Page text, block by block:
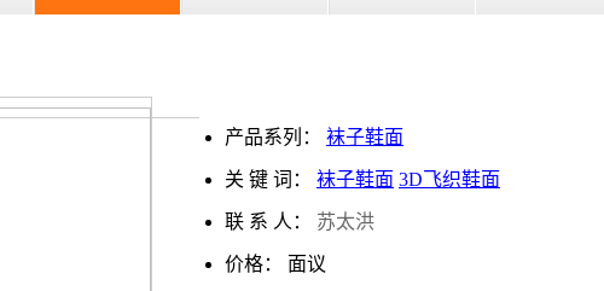
产品系列： 袜子鞋面
关 键 词： 袜子鞋面 3D飞织鞋面
联 系 人： 苏太洪
价格： 面议